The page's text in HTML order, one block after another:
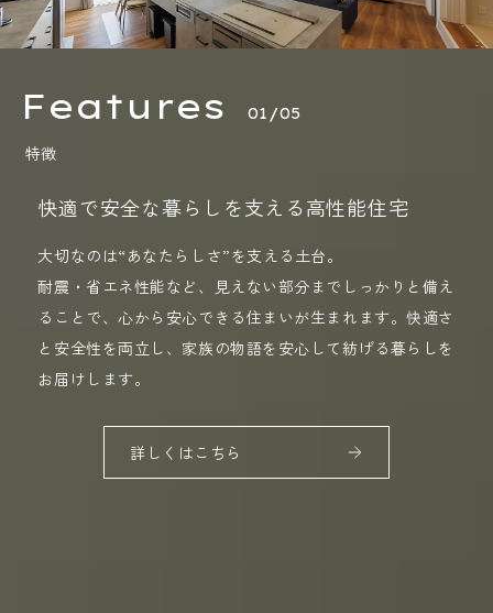
Features 01/05
特徴
快適で安全な暮らしを支える高性能住宅
大切なのは“あなたらしさ”を支える土台。
耐震・省エネ性能など、見えない部分までしっかりと備え
ることで、心から安心できる住まいが生まれます。快適さ
と安全性を両立し、家族の物語を安心して紡げる暮らしを
お届けします。
詳しくはこちら